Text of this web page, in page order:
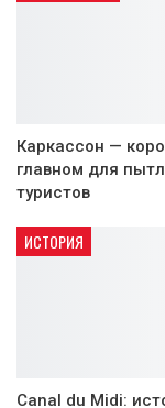
Каркассон —
главном для
туристов
ИСТОРИЯ
Canal du Midi: